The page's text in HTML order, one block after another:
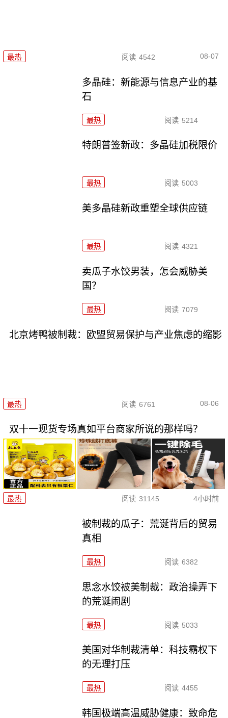
最热 阅读 4542 08-07
多晶硅：新能源与信息产业的基
石
最热 阅读 5214
特朗普签新政：多晶硅加税限价
最热 阅读 5003
美多晶硅新政重塑全球供应链
最热 阅读 4321
卖瓜子水饺男装，怎会威胁美
国？
最热 阅读 7079
北京烤鸭被制裁：欧盟贸易保护与产业焦虑的缩影
最热 阅读 6761 08-06
双十一现货专场真如平台商家所说的那样吗？
最热 阅读 31145 4小时前
被制裁的瓜子：荒诞背后的贸易
真相
最热 阅读 6382
思念水饺被美制裁：政治操弄下
的荒诞闹剧
最热 阅读 5033
美国对华制裁清单：科技霸权下
的无理打压
最热 阅读 4455
韩国极端高温威胁健康：致命危